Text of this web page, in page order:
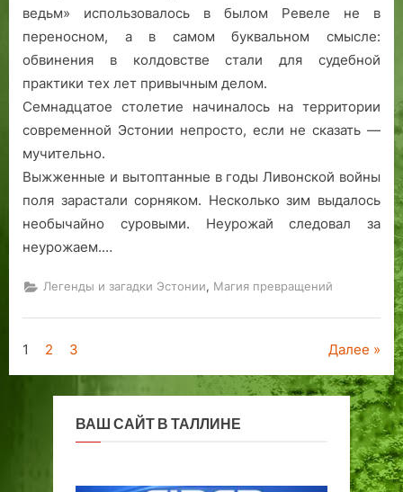
ведьм» использовалось в былом Ревеле не в
переносном, а в самом буквальном смысле:
обвинения в колдовстве стали для судебной
практики тех лет привычным делом.
Семнадцатое столетие начиналось на территории
современной Эстонии непросто, если не сказать —
мучительно.
Выжженные и вытоптанные в годы Ливонской войны
поля зарастали сорняком. Несколько зим выдалось
необычайно суровыми. Неурожай следовал за
неурожаем.…
Легенды и загадки Эстонии, Магия превращений
Пагинация
записей
1 2 3 Далее
ВАШ САЙТ В ТАЛЛИНЕ